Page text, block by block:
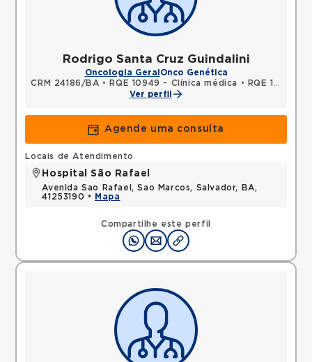
Rodrigo Santa Cruz Guindalini
Oncologia Geral Onco Genética
CRM 24186/BA • RQE 10949 - Clínica médica •
RQE 12220 - Oncologia clínica
Ver perfil
Agende uma consulta
Compartilhe este perfil
Locais de Atendimento
Hospital São Rafael
Avenida Sao Rafael, Sao Marcos, Salvador, BA,
41253190 •
Mapa